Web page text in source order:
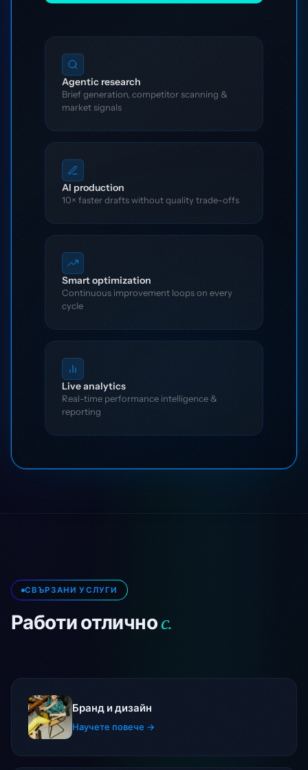
Agentic research
Brief generation, competitor scanning &
market signals
AI production
10× faster drafts without quality trade-offs
Smart optimization
Continuous improvement loops on every
cycle
Live analytics
Real-time performance intelligence &
reporting
СВЪРЗАНИ УСЛУГИ
Работи отличнос.
Бранд и дизайн
Научете повече →